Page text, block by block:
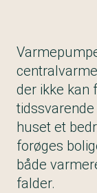
der ikke kan
huset et
forøges
både
falder.